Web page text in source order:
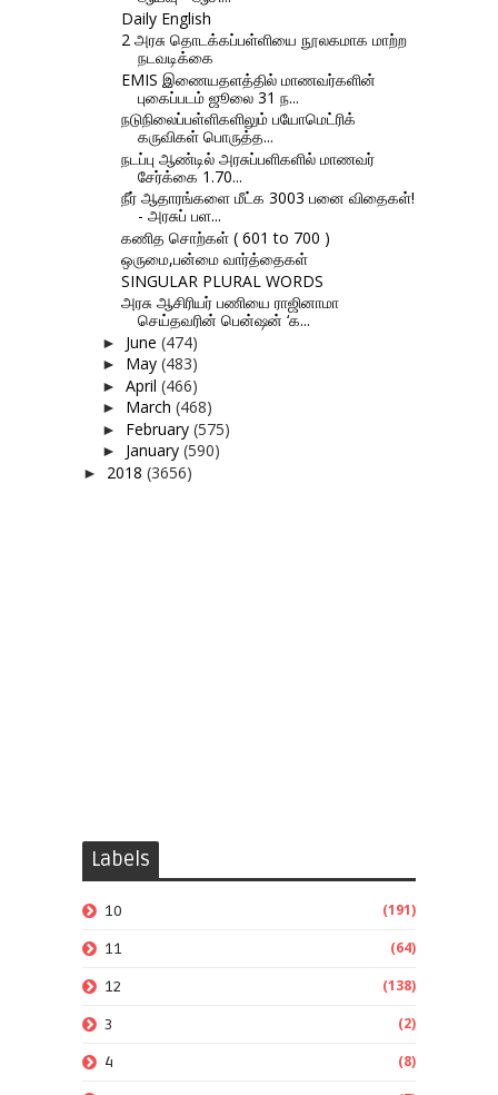
Daily English
2 அரசு தொடக்கப்பள்ளியை நூலகமாக மாற்ற
நடவடிக்கை
EMIS இணையதளத்தில் மாணவர்களின்
புகைப்படம் ஜூலை 31 ந...
நடுநிலைப்பள்ளிகளிலும் பயோமெட்ரிக்
கருவிகள் பொருத்த...
நடப்பு ஆண்டில் அரசுப்பளிகளில் மாணவர்
சேர்க்கை 1.70...
நீர் ஆதாரங்களை மீட்க 3003 பனை விதைகள்!
- அரசுப் பள...
கணித சொற்கள் ( 601 to 700 )
ஒருமை,பன்மை வார்த்தைகள்
SINGULAR PLURAL WORDS
அரசு ஆசிரியர் பணியை ராஜினாமா
செய்தவரின் பென்ஷன் ‘க...
► June (474)
► May (483)
► April (466)
► March (468)
► February (575)
► January (590)
► 2018 (3656)
Labels
10 (191)
11 (64)
12 (138)
3 (2)
4 (8)